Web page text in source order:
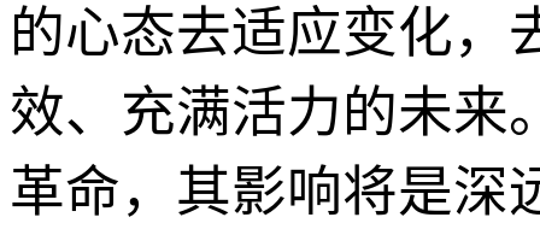
的心态去适应变化，
效、充满活力的未来
革命，其影响将是深